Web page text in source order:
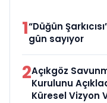
1“Düğün
gün sayıyor
2Açıkgöz
Kurulunu
Küresel Vizyon